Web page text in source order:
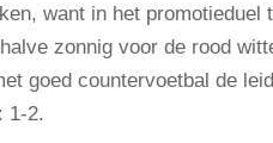
want in het promotieduel
zonnig voor de rood
goed countervoetbal de
1-2.